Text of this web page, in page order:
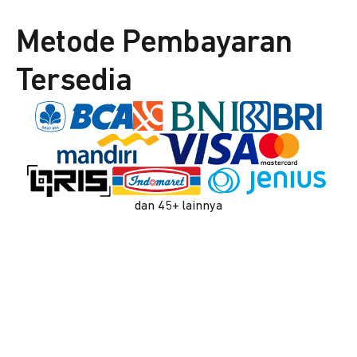
Metode Pembayaran
Tersedia
dan 45+ lainnya